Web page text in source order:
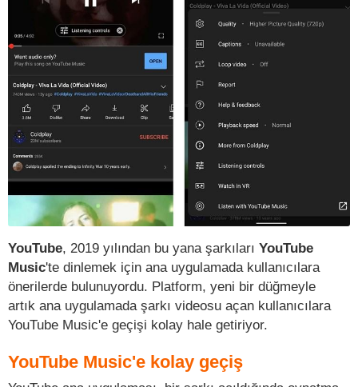
YouTube, 2019 yılından bu yana şarkıları YouTube
Music'te dinlemek için ana uygulamada kullanıcılara
önerilerde bulunuyordu. Platform, yeni bir düğmeyle
artık ana uygulamada şarkı videosu açan kullanıcılara
YouTube Music'e geçişi kolay hale getiriyor.
YouTube Music'e kolay geçiş